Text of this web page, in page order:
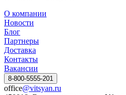
О компании
Новости
Блог
Партнеры
Доставка
Контакты
Вакансии
8-800-5555-201
office@vitsyan.ru